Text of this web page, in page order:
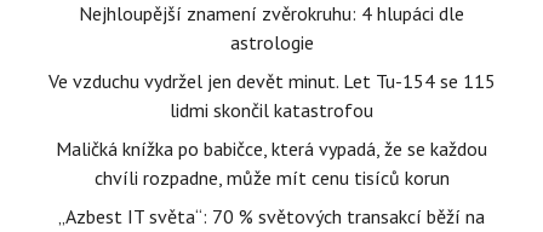
Nejhloupější znamení zvěrokruhu: 4 hlupáci dle
astrologie
Ve vzduchu vydržel jen devět minut. Let Tu-154 se 115
lidmi skončil katastrofou
Maličká knížka po babičce, která vypadá, že se každou
chvíli rozpadne, může mít cenu tisíců korun
„Azbest IT světa“: 70 % světových transakcí běží na